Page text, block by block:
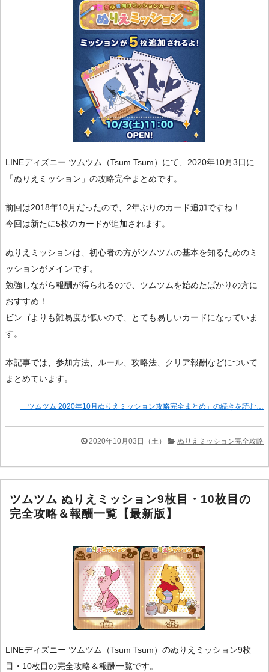
LINEディズニー ツムツム（Tsum Tsum）にて、2020年10月3日に
「ぬりえミッション」の攻略完全まとめです。
前回は2018年10月だったので、2年ぶりのカード追加ですね！
今回は新たに5枚のカードが追加されます。
ぬりえミッションは、初心者の方がツムツムの基本を知るためのミ
ッションがメインです。
勉強しながら報酬が得られるので、ツムツムを始めたばかりの方に
おすすめ！
ビンゴよりも難易度が低いので、とても易しいカードになっていま
す。
本記事では、参加方法、ルール、攻略法、クリア報酬などについて
まとめています。
「ツムツム 2020年10月ぬりえミッション攻略完全まとめ」の続きを読む…
2020年10月03日（土） ぬりえミッション完全攻略
ツムツム ぬりえミッション9枚目・10枚目の
完全攻略＆報酬一覧【最新版】
LINEディズニー ツムツム（Tsum Tsum）のぬりえミッション9枚
目・10枚目の完全攻略＆報酬一覧です。